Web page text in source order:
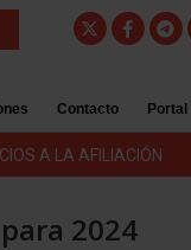
Contacto
A LA AFILIACIÓN
2024